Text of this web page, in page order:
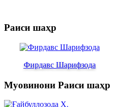
Раиси шаҳр
Фирдавс Шарифзода
Муовинони Раиси шаҳр